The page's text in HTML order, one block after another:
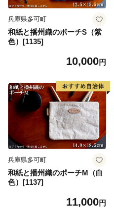
兵庫県多可町
和紙と播州織のポーチS（紫
色）[1135]
10,000円
兵庫県多可町
和紙と播州織のポーチM（白
色）[1137]
11,000円